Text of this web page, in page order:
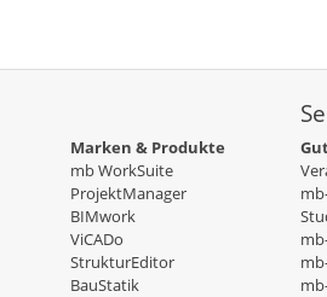
Marken & Produkte
mb WorkSuite
ProjektManager
BIMwork
ViCADo
StrukturEditor
BauStatik